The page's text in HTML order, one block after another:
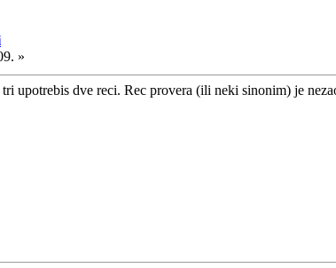
»
upotrebis dve reci. Rec provera (ili neki sinonim) je